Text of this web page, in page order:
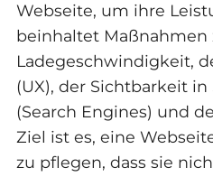
Webseite, um ihre
beinhaltet Maßnahmen
Ladegeschwindigkeit,
(UX), der Sichtbarkeit
(Search Engines) und
Ziel ist es, eine
zu pflegen, dass sie